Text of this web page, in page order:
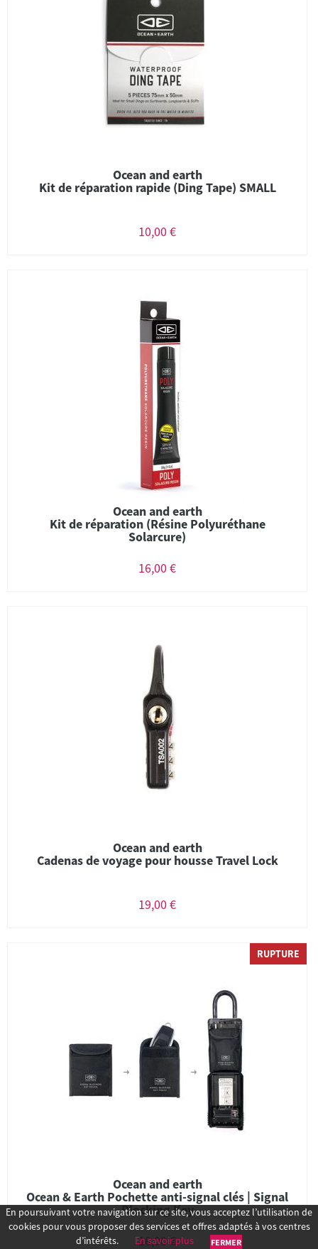
Ocean and earth
Kit de réparation rapide (Ding Tape) SMALL
10,00 €
Ocean and earth
Kit de réparation (Résine Polyuréthane
Solarcure)
16,00 €
Ocean and earth
Cadenas de voyage pour housse Travel Lock
19,00 €
RUPTURE
Ocean and earth
Ocean & Earth Pochette anti-signal clés | Signal
Blocking Key
16,00 €
En poursuivant votre navigation sur ce site, vous acceptez l’utilisation de
cookies pour vous proposer des services et offres adaptés à vos centres
d’intérêts.
En savoir plus FERMER